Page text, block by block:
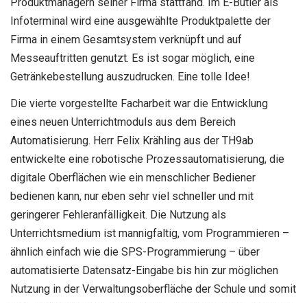
Produktmanagern seiner Firma stattfand. Im E-Butler als
Infoterminal wird eine ausgewählte Produktpalette der
Firma in einem Gesamtsystem verknüpft und auf
Messeauftritten genutzt. Es ist sogar möglich, eine
Getränkebestellung auszudrucken. Eine tolle Idee!
Die vierte vorgestellte Facharbeit war die Entwicklung
eines neuen Unterrichtmoduls aus dem Bereich
Automatisierung. Herr Felix Krähling aus der TH9ab
entwickelte eine robotische Prozessautomatisierung, die
digitale Oberflächen wie ein menschlicher Bediener
bedienen kann, nur eben sehr viel schneller und mit
geringerer Fehleranfälligkeit. Die Nutzung als
Unterrichtsmedium ist mannigfaltig, vom Programmieren –
ähnlich einfach wie die SPS-Programmierung – über
automatisierte Datensatz-Eingabe bis hin zur möglichen
Nutzung in der Verwaltungsoberfläche der Schule und somit